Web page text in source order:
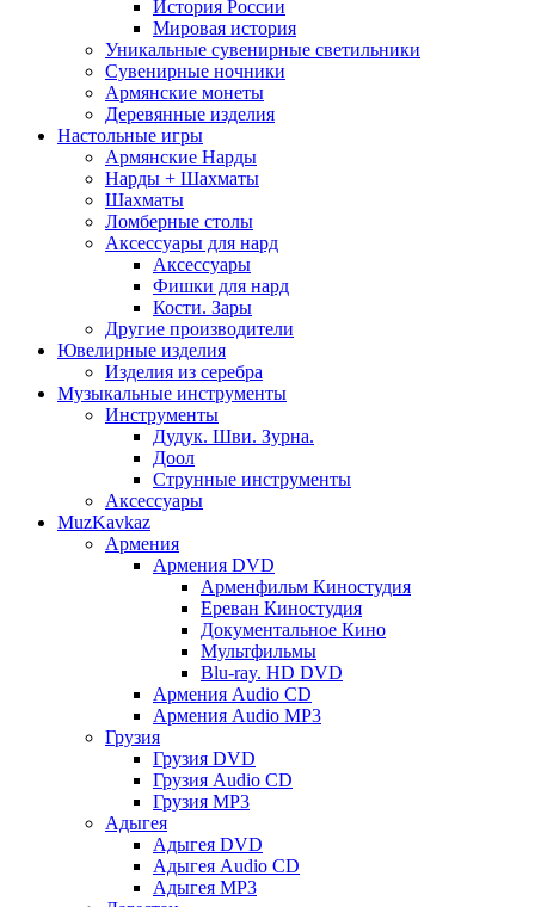
История России
Мировая история
Уникальные сувенирные светильники
Сувенирные ночники
Армянские монеты
Деревянные изделия
Настольные игры
Армянские Нарды
Нарды + Шахматы
Шахматы
Ломберные столы
Аксессуары для нард
Аксессуары
Фишки для нард
Кости. Зары
Другие производители
Ювелирные изделия
Изделия из серебра
Музыкальные инструменты
Инструменты
Дудук. Шви. Зурна.
Доол
Струнные инструменты
Аксессуары
MuzKavkaz
Армения
Армения DVD
Арменфильм Киностудия
Ереван Киностудия
Документальное Кино
Мультфильмы
Blu-ray. HD DVD
Армения Audio CD
Армения Audio MP3
Грузия
Грузия DVD
Грузия Audio CD
Грузия MP3
Адыгея
Адыгея DVD
Адыгея Audio CD
Адыгея MP3